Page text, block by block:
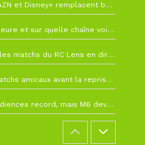
La Liga change de diffuseur : DAZN et Disney+ remplacent beIN Sports !
RC Lens – Villarreal : à quelle heure et sur quelle chaîne voir la finale de la Como Cup ?
Como Cup : comment regarder les matchs du RC Lens en direct ?
Ligue 1+ diffusera plus de 30 matchs amicaux avant la reprise de la Ligue 1
Coupe du monde 2026 : des audiences record, mais M6 devrait perdre très gros !